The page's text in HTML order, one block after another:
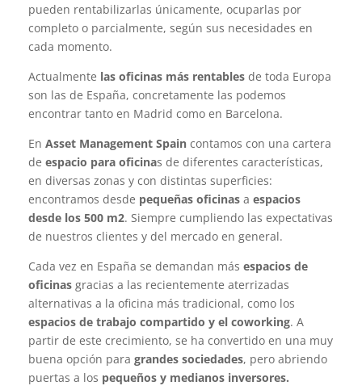
pueden rentabilizarlas únicamente, ocuparlas por
completo o parcialmente, según sus necesidades en
cada momento.
Actualmente las oficinas más rentables de toda Europa
son las de España, concretamente las podemos
encontrar tanto en Madrid como en Barcelona.
En Asset Management Spain contamos con una cartera
de espacio para oficinas de diferentes características,
en diversas zonas y con distintas superficies:
encontramos desde pequeñas oficinas a espacios
desde los 500 m2. Siempre cumpliendo las expectativas
de nuestros clientes y del mercado en general.
Cada vez en España se demandan más espacios de
oficinas gracias a las recientemente aterrizadas
alternativas a la oficina más tradicional, como los
espacios de trabajo compartido y el coworking. A
partir de este crecimiento, se ha convertido en una muy
buena opción para grandes sociedades, pero abriendo
puertas a los pequeños y medianos inversores.